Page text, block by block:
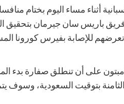
بالليجا الإسبانية أثناء مساء اليوم
فيرغب فريق باريس سان جيرمان بتحقيق
للإصابة بفيرس كورونا
على أن تنطلق صفارة بدء
بتوقيت السعودية، وسوف